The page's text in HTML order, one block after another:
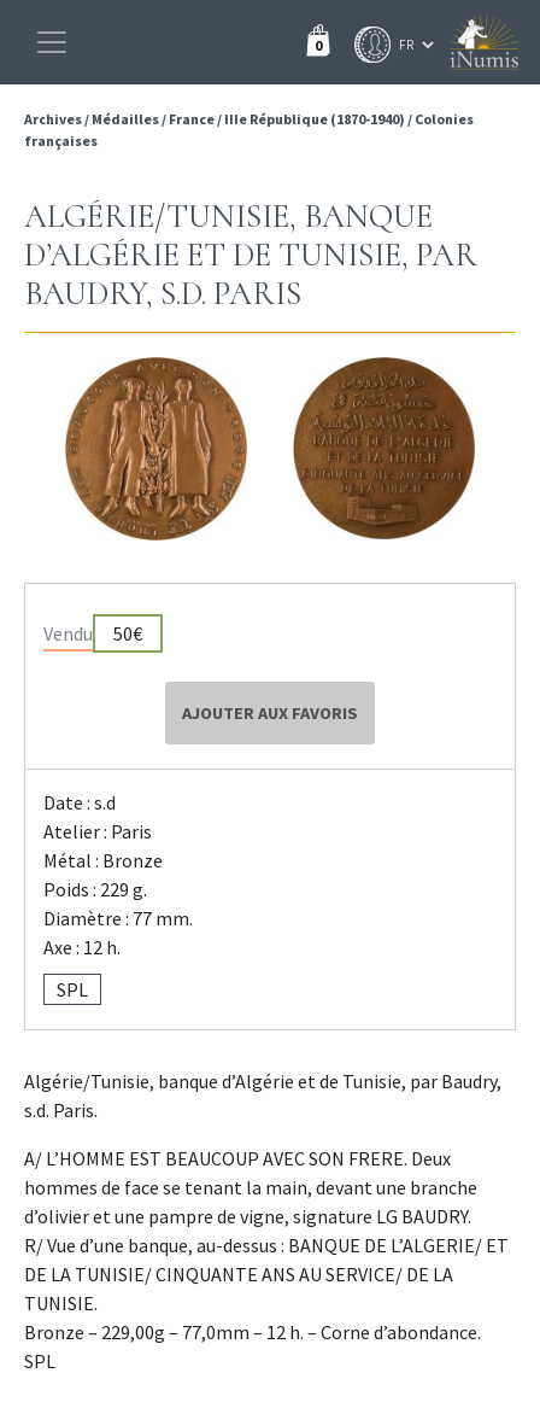
0
Archives/ Médailles/ France/ IIIe République (1870-1940) / Colonies
françaises
ALGÉRIE/TUNISIE, BANQUE
D’ALGÉRIE ET DE TUNISIE, PAR
BAUDRY, S.D. PARIS
Vendu 50€
AJOUTER AUX FAVORIS
Date : s.d
Atelier : Paris
Métal : Bronze
Poids : 229 g.
Diamètre : 77 mm.
Axe : 12 h.
SPL
Algérie/Tunisie, banque d’Algérie et de Tunisie, par Baudry,
s.d. Paris.
A/ L’HOMME EST BEAUCOUP AVEC SON FRERE. Deux
hommes de face se tenant la main, devant une branche
d’olivier et une pampre de vigne, signature LG BAUDRY.
R/ Vue d’une banque, au-dessus : BANQUE DE L’ALGERIE/ ET
DE LA TUNISIE/ CINQUANTE ANS AU SERVICE/ DE LA
TUNISIE.
Bronze – 229,00g – 77,0mm – 12 h. – Corne d’abondance.
SPL